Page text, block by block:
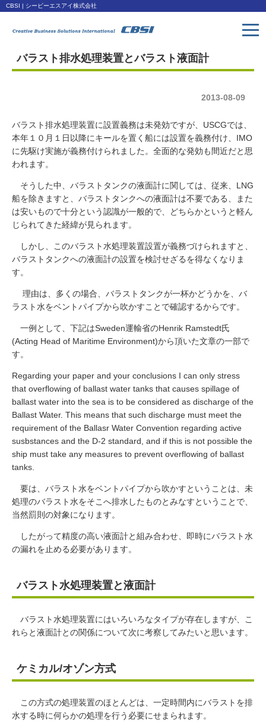
CBSI | シービーエスアイ株式会社
トップページ
会社概要
ダウンロード
Download
アクセス
Access
Recruit
Visit CBSI
お問い合わせ
バラスト排水処理装置とバラスト液面計
2013-08-09
バラスト排水処理装置に設置義務は未発効ですが、USCGでは、
本年１０月１日以降にキールを置く船には設置を義務付け、IMO
に先駆け実施が義務付けられました。全面的な発効も間近だと思
われます。
そうした中、バラストタンクの液面計に関しては、従来、LNG
船を除きますと、バラストタンクへの液面計は不要である、また
は安いもので十分という認識が一般的で、どちらかというと軽ん
じられてきた経緯が見られます。
しかし、このバラスト水処理装置設置が義務づけられますと、
バラストタンクへの液面計の設置を検討せざるを得なくなりま
す。
理由は、多くの場合、バラストタンクが一杯かどうかを、バ
ラスト水をベントパイプから吹かすことで確認するからです。
一例として、下記はSweden運輸省のHenrik Ramstedt氏
(Acting Head of Maritime Environment)から頂いた文章の一部で
す。
Regarding your paper and your conclusions I can only stress
that overflowing of ballast water tanks that causes spillage of
ballast water into the sea is to be considered as discharge of the
Ballast Water. This means that such discharge must meet the
requirement of the Ballasr Water Convention regarding active
susbstances and the D-2 standard, and if this is not possible the
ship must take any measures to prevent overflowing of ballast
tanks.
要は、バラスト水をベントパイプから吹かすということは、未
処理のバラスト水をそこへ排水したものとみなすということで、
当然罰則の対象になります。
したがって精度の高い液面計と組み合わせ、即時にバラスト水
の漏れを止める必要があります。
バラスト水処理装置と液面計
バラスト水処理装置にはいろいろなタイプが存在しますが、こ
れらと液面計との関係について次に考察してみたいと思います。
ケミカル/オゾン方式
この方式の処理装置のほとんどは、一定時間内にバラストを排
水する時に何らかの処理を行う必要にせまられます。